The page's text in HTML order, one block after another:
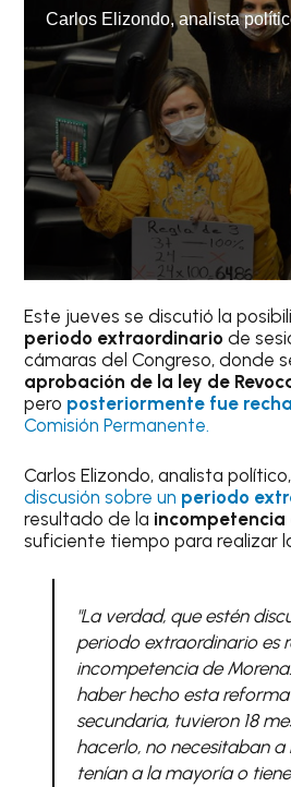
Este jueves se discutió la
periodo extraordinario de
cámaras del Congreso, donde
aprobación de la ley de
pero posteriormente fue
Comisión Permanente.
Carlos Elizondo, analista
discusión sobre un periodo
resultado de la incompetencia
suficiente tiempo para realizar
"La verdad, que estén
periodo extraordinario es
incompetencia de
haber hecho esta reforma
secundaria, tuvieron 18
hacerlo, no necesitaban a
tenían a la mayoría o